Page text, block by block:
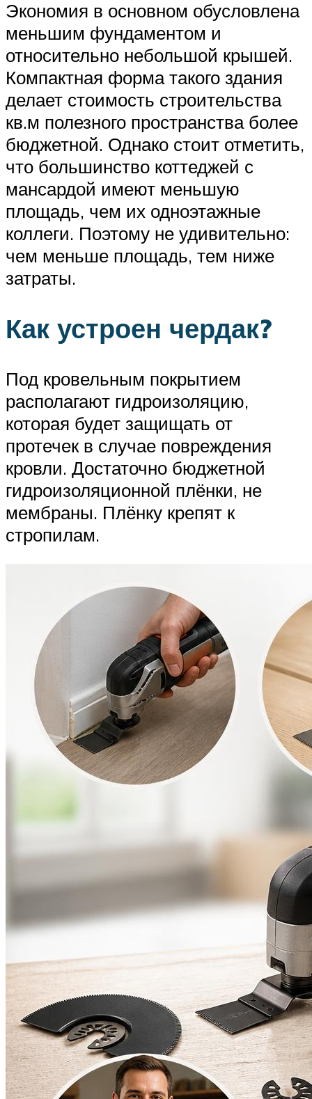
Экономия в основном обусловлена
меньшим фундаментом и
относительно небольшой крышей.
Компактная форма такого здания
делает стоимость строительства
кв.м полезного пространства более
бюджетной. Однако стоит отметить,
что большинство коттеджей с
мансардой имеют меньшую
площадь, чем их одноэтажные
коллеги. Поэтому не удивительно:
чем меньше площадь, тем ниже
затраты.
Как устроен чердак?
Под кровельным покрытием
располагают гидроизоляцию,
которая будет защищать от
протечек в случае повреждения
кровли. Достаточно бюджетной
гидроизоляционной плёнки, не
мембраны. Плёнку крепят к
стропилам.